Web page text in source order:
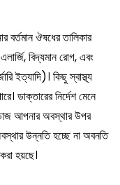
ঔষধের তালিকার
বিদ্যমান রোগ, এবং
ইত্যাদি)। কিছু স্বাস্থ্য
ডাক্তারের নির্দেশ মেনে
আপনার অবস্থার উপর
উন্নতি হচ্ছে না অবনতি
হয়ছে।